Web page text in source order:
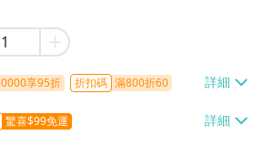
享95折 折扣碼 滿800折60
驚喜$99免運